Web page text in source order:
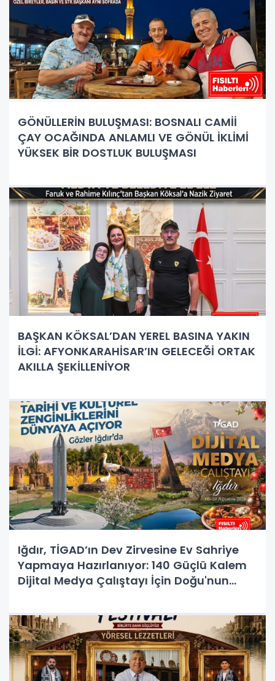
GÖNÜLLERİN BULUŞMASI: BOSNALI CAMİİ
ÇAY OCAĞINDA ANLAMLI VE GÖNÜL İKLİMİ
YÜKSEK BİR DOSTLUK BULUŞMASI
BAŞKAN KÖKSAL’DAN YEREL BASINA YAKIN
İLGİ: AFYONKARAHİSAR’IN GELECEĞİ ORTAK
AKILLA ŞEKİLLENİYOR
Iğdır, TİGAD’ın Dev Zirvesine Ev Sahriye
Yapmaya Hazırlanıyor: 140 Güçlü Kalem
Dijital Medya Çalıştayı İçin Doğu'nun